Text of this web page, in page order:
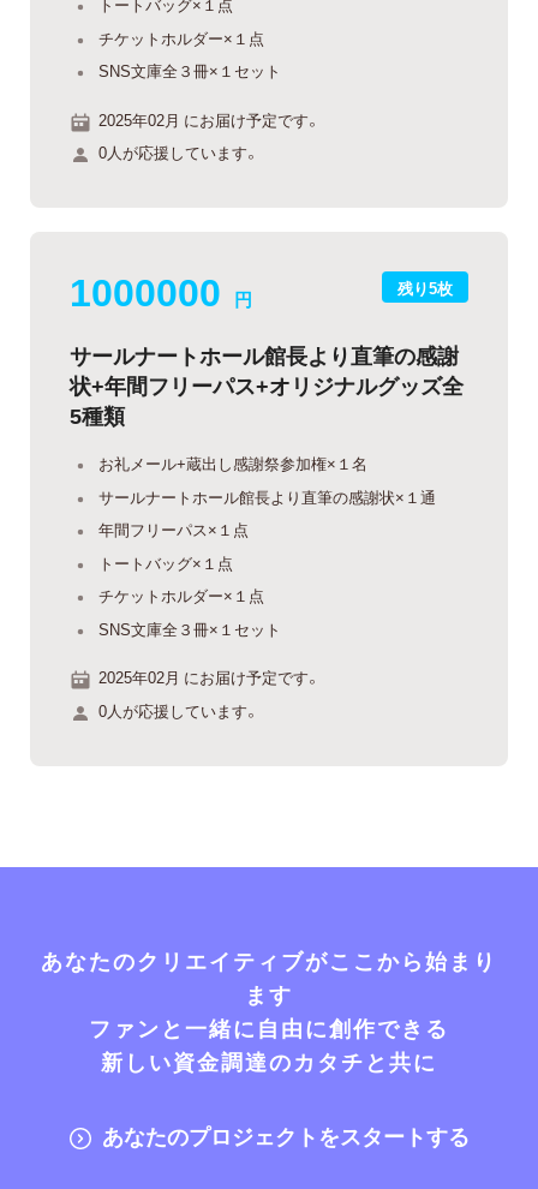
チケットホルダー×１点
SNS文庫全３冊×１セット
2025年02月 にお届け予定です。
0人が応援しています。
残り5枚
1000000 円
サールナートホール館長より直筆の感謝
状+年間フリーパス+オリジナルグッズ全
5種類
お礼メール+蔵出し感謝祭参加権×１名
サールナートホール館長より直筆の感謝状×１通
年間フリーパス×１点
トートバッグ×１点
チケットホルダー×１点
SNS文庫全３冊×１セット
2025年02月 にお届け予定です。
0人が応援しています。
あなたのクリエイティブがここから始まり
ます
ファンと一緒に自由に創作できる
新しい資金調達のカタチと共に
あなたのプロジェクトをスタートする